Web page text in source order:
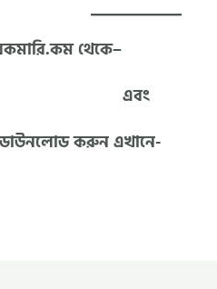
থেকে–
এবং
ডাউনলোড করুন এখানে-